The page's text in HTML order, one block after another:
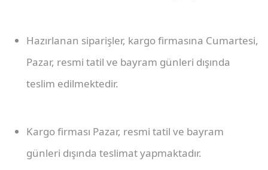
Hazırlanan siparişler, kargo firmasına Cumartesi,
Pazar, resmi tatil ve bayram günleri dışında
teslim edilmektedir.
Kargo firması Pazar, resmi tatil ve bayram
günleri dışında teslimat yapmaktadır.